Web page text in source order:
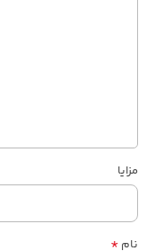
مزایا
نام *